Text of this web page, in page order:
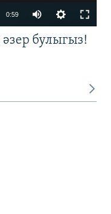
0:59
булыгыз!